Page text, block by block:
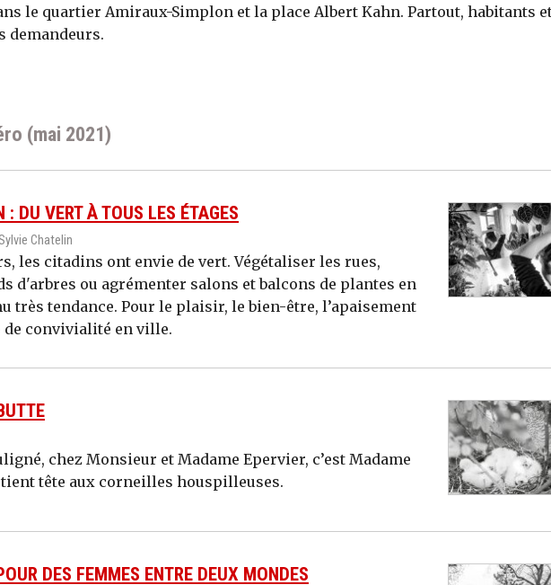
le quartier Amiraux-Simplon et la place Albert Kahn. Partout, habitants
demandeurs.
(mai 2021)
: DU VERT À TOUS LES ÉTAGES
Chatelin
les citadins ont envie de vert. Végétaliser les rues,
d'arbres ou agrémenter salons et balcons de plantes en
très tendance. Pour le plaisir, le bien-être, l’apaisement
de convivialité en ville.
chez Monsieur et Madame Epervier, c’est Madame
tête aux corneilles houspilleuses.
DES FEMMES ENTRE DEUX MONDES